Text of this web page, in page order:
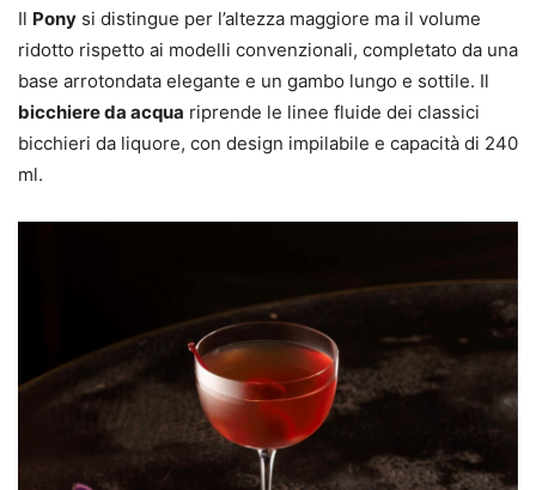
Il Pony si distingue per l’altezza maggiore ma il volume
ridotto rispetto ai modelli convenzionali, completato da una
base arrotondata elegante e un gambo lungo e sottile. Il
bicchiere da acqua riprende le linee fluide dei classici
bicchieri da liquore, con design impilabile e capacità di 240
ml.